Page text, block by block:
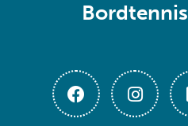
Bordtennis